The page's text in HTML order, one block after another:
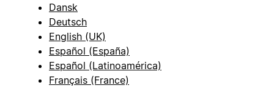
Dansk
Deutsch
English (UK)
Español (España)
Español (Latinoamérica)
Français (France)